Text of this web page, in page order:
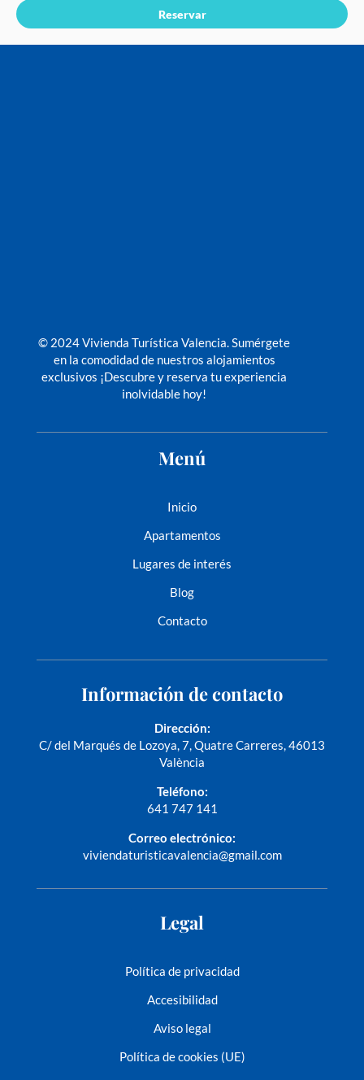
Reservar
© 2024 Vivienda Turística Valencia. Sumérgete
en la comodidad de nuestros alojamientos
exclusivos ¡Descubre y reserva tu experiencia
inolvidable hoy!
Menú
Inicio
Apartamentos
Lugares de interés
Blog
Contacto
Información de contacto
Dirección:
C/ del Marqués de Lozoya, 7, Quatre Carreres, 46013
València
Teléfono:
641 747 141
Correo electrónico:
viviendaturisticavalencia@gmail.com
Legal
Política de privacidad
Accesibilidad
Aviso legal
Política de cookies (UE)